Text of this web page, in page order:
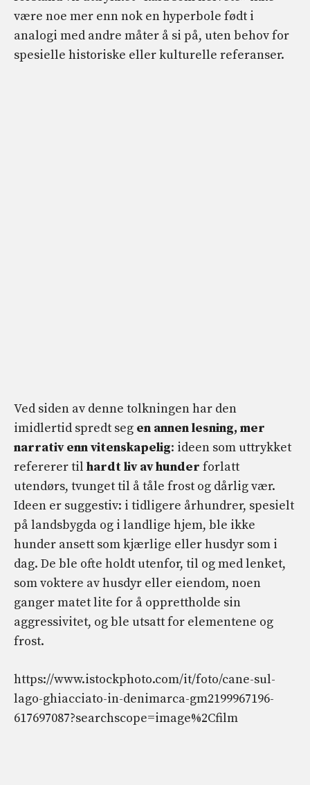
være noe mer enn nok en hyperbole født i
analogi med andre måter å si på, uten behov for
spesielle historiske eller kulturelle referanser.
Ved siden av denne tolkningen har den
imidlertid spredt seg en annen lesning, mer
narrativ enn vitenskapelig: ideen som uttrykket
refererer til hardt liv av hunder forlatt
utendørs, tvunget til å tåle frost og dårlig vær.
Ideen er suggestiv: i tidligere århundrer, spesielt
på landsbygda og i landlige hjem, ble ikke
hunder ansett som kjærlige eller husdyr som i
dag. De ble ofte holdt utenfor, til og med lenket,
som voktere av husdyr eller eiendom, noen
ganger matet lite for å opprettholde sin
aggressivitet, og ble utsatt for elementene og
frost.
https://www.istockphoto.com/it/foto/cane-sul-
lago-ghiacciato-in-denimarca-gm2199967196-
617697087?searchscope=image%2Cfilm